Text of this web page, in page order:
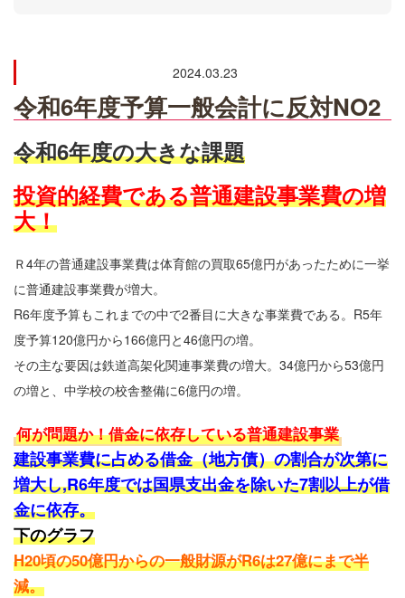
2024.03.23
令和6年度予算一般会計に反対NO2
令和6年度の大きな課題
投資的経費である普通建設事業費の増
大！
Ｒ4年の普通建設事業費は体育館の買取65億円があったために一挙
に普通建設事業費が増大。
R6年度予算もこれまでの中で2番目に大きな事業費である。R5年
度予算120億円から166億円と46億円の増。
その主な要因は鉄道高架化関連事業費の増大。34億円から53億円
の増と、中学校の校舎整備に6億円の増。
何が問題か！借金に依存している普通建設事業
建設事業費に占める借金（地方債）の割合が次第に
増大し,R6年度では国県支出金を除いた7割以上が借
金に依存。
下のグラフ
H20頃の50億円からの一般財源がR6は27億にまで半
減。